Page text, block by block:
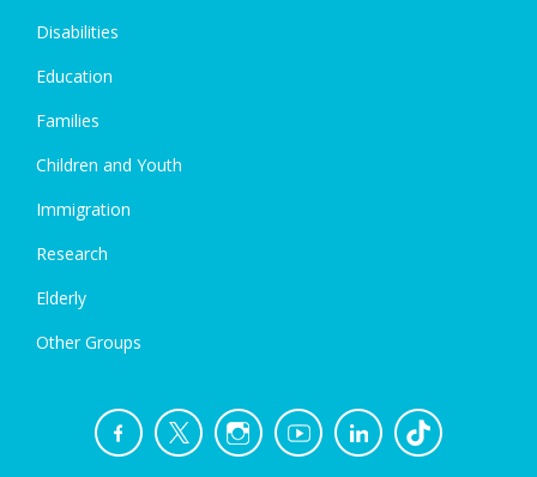
Disabilities
Education
Families
Children and Youth
Immigration
Research
Elderly
Other Groups